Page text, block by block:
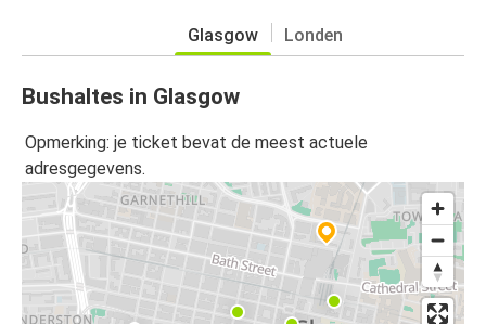
Glasgow Londen
Bushaltes in Glasgow
Opmerking: je ticket bevat de meest actuele
adresgegevens.